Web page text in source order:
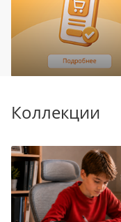
Коллекции